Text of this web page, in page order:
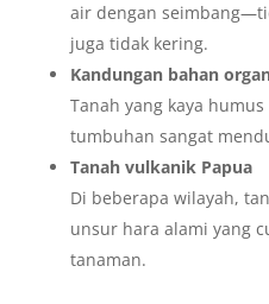
air dengan
juga tidak kering.
Kandungan bahan
Tanah yang kaya
tumbuhan sangat
Tanah vulkanik Papua
Di beberapa wilayah,
unsur hara alami yang
tanaman.